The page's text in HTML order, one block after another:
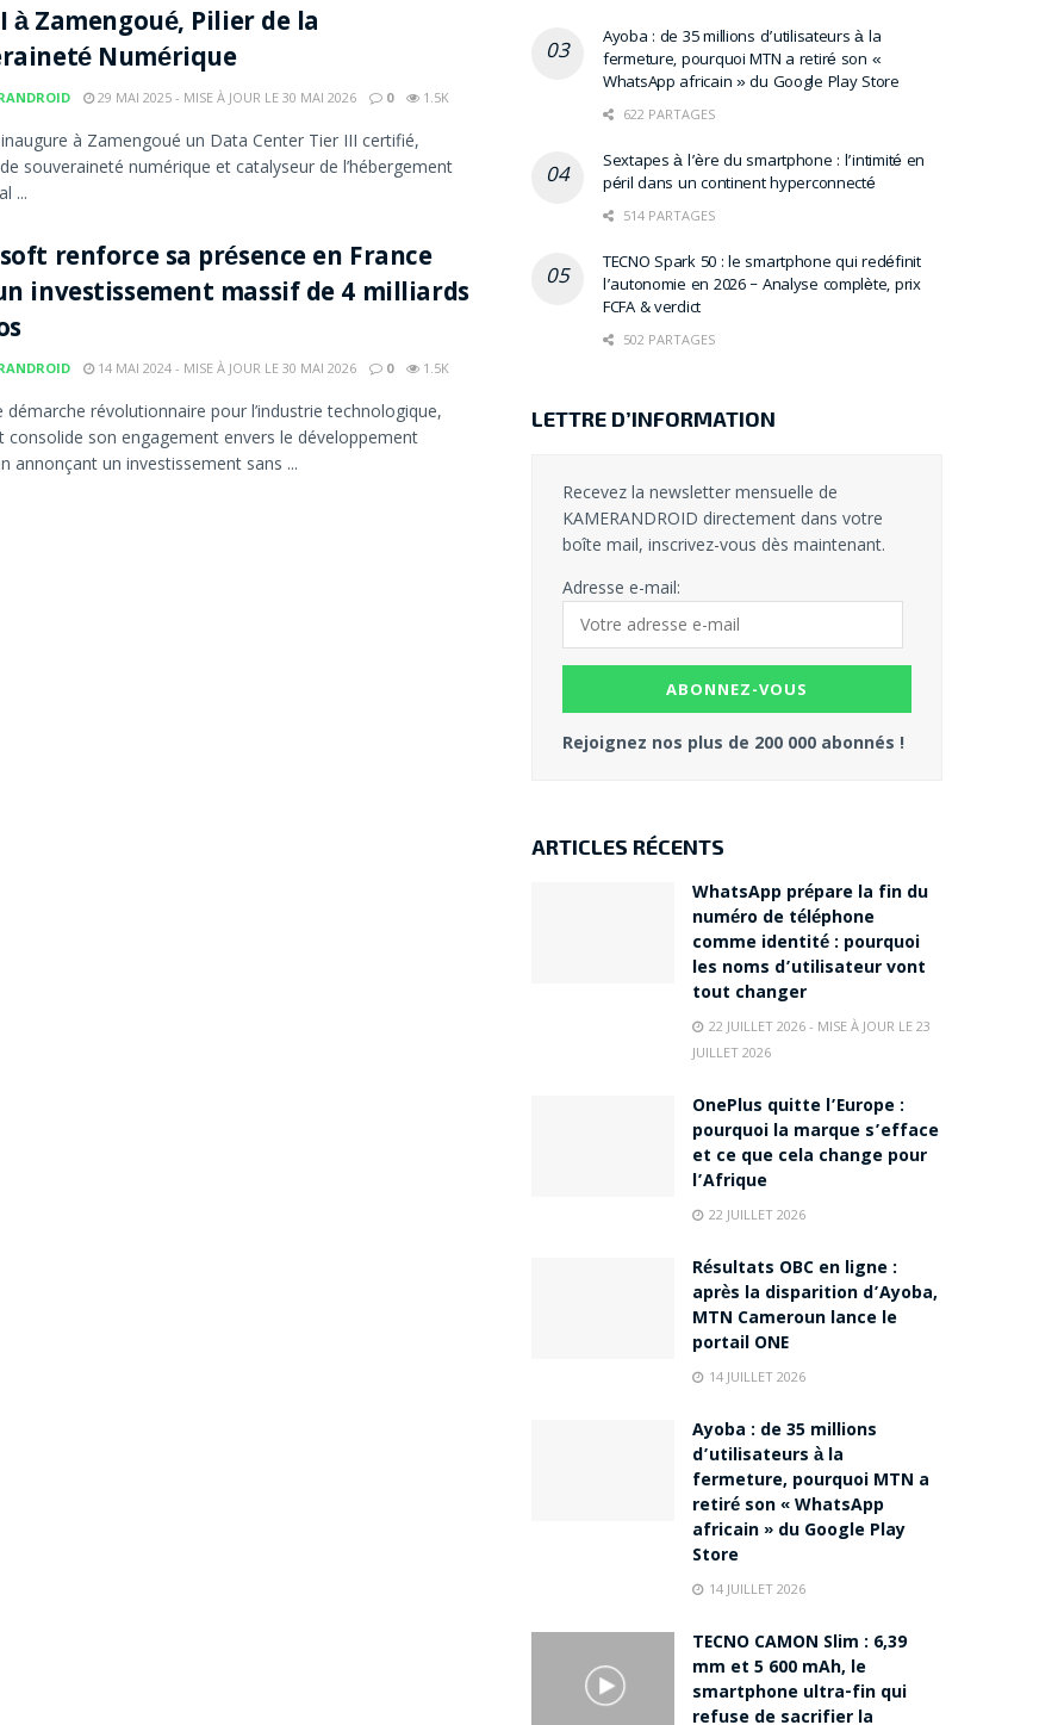
à Zamengoué, Pilier de la
Numérique
29 MAI 2025 - MISE À JOUR LE 30 MAI 2026 0 1.5K
à Zamengoué un Data Center Tier III certifié,
souveraineté numérique et catalyseur de l’hébergement
...
renforce sa présence en France
investissement massif de 4 milliards
14 MAI 2024 - MISE À JOUR LE 30 MAI 2026 0 1.5K
démarche révolutionnaire pour l’industrie technologique,
consolide son engagement envers le développement
annonçant un investissement sans ...
Ayoba : de 35 millions d’utilisateurs à la
fermeture, pourquoi MTN a retiré son «
WhatsApp africain » du Google Play Store
622 PARTAGES
Sextapes à l’ère du smartphone : l’intimité en
péril dans un continent hyperconnecté
514 PARTAGES
TECNO Spark 50 : le smartphone qui redéfinit
l’autonomie en 2026 – Analyse complète, prix
FCFA & verdict
502 PARTAGES
LETTRE D’INFORMATION
Recevez la newsletter mensuelle de
KAMERANDROID directement dans votre
boîte mail, inscrivez-vous dès maintenant.
Adresse e-mail:
Rejoignez nos plus de 200 000 abonnés !
ARTICLES RÉCENTS
WhatsApp prépare la fin du
numéro de téléphone
comme identité : pourquoi
les noms d’utilisateur vont
tout changer
22 JUILLET 2026 - MISE À JOUR LE 23
JUILLET 2026
OnePlus quitte l’Europe :
pourquoi la marque s’efface
et ce que cela change pour
l’Afrique
22 JUILLET 2026
Résultats OBC en ligne :
après la disparition d’Ayoba,
MTN Cameroun lance le
portail ONE
14 JUILLET 2026
Ayoba : de 35 millions
d’utilisateurs à la
fermeture, pourquoi MTN a
retiré son « WhatsApp
africain » du Google Play
Store
14 JUILLET 2026
TECNO CAMON Slim : 6,39
mm et 5 600 mAh, le
smartphone ultra-fin qui
refuse de sacrifier la